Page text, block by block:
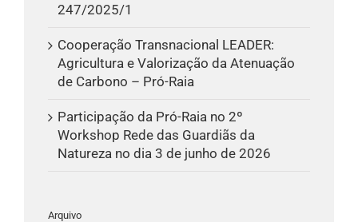
247/2025/1
Cooperação Transnacional LEADER:
Agricultura e Valorização da Atenuação
de Carbono – Pró-Raia
Participação da Pró-Raia no 2º
Workshop Rede das Guardiãs da
Natureza no dia 3 de junho de 2026
Arquivo